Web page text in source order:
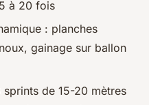
à 20 fois
: planches
gainage sur ballon
de 15-20 mètres